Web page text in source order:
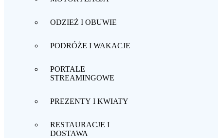
ODZIEŻ I OBUWIE
PODRÓŻE I WAKACJE
PORTALE
STREAMINGOWE
PREZENTY I KWIATY
RESTAURACJE I
DOSTAWA